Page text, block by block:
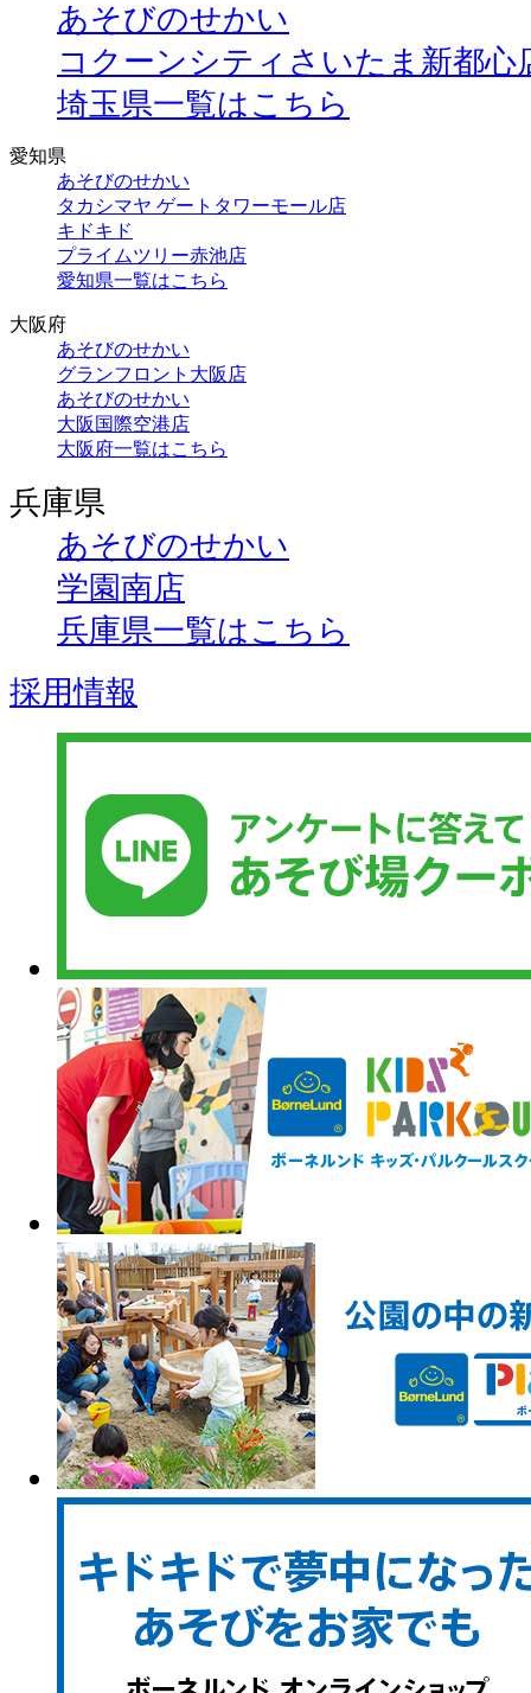
あそびのせかい
コクーンシティさいたま新都心
埼玉県一覧はこちら
愛知県
あそびのせかい
タカシマヤ ゲートタワーモール店
キドキド
プライムツリー赤池店
愛知県一覧はこちら
大阪府
あそびのせかい
グランフロント大阪店
あそびのせかい
大阪国際空港店
大阪府一覧はこちら
兵庫県
あそびのせかい
学園南店
兵庫県一覧はこちら
採用情報